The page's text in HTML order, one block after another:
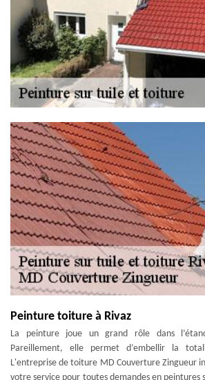
Peinture toiture à Rivaz
La peinture joue un grand rôle dans
Pareillement, elle permet d’embellir la
L'entreprise de toiture MD Couverture Zingueur
votre service pour toutes demandes en peintures